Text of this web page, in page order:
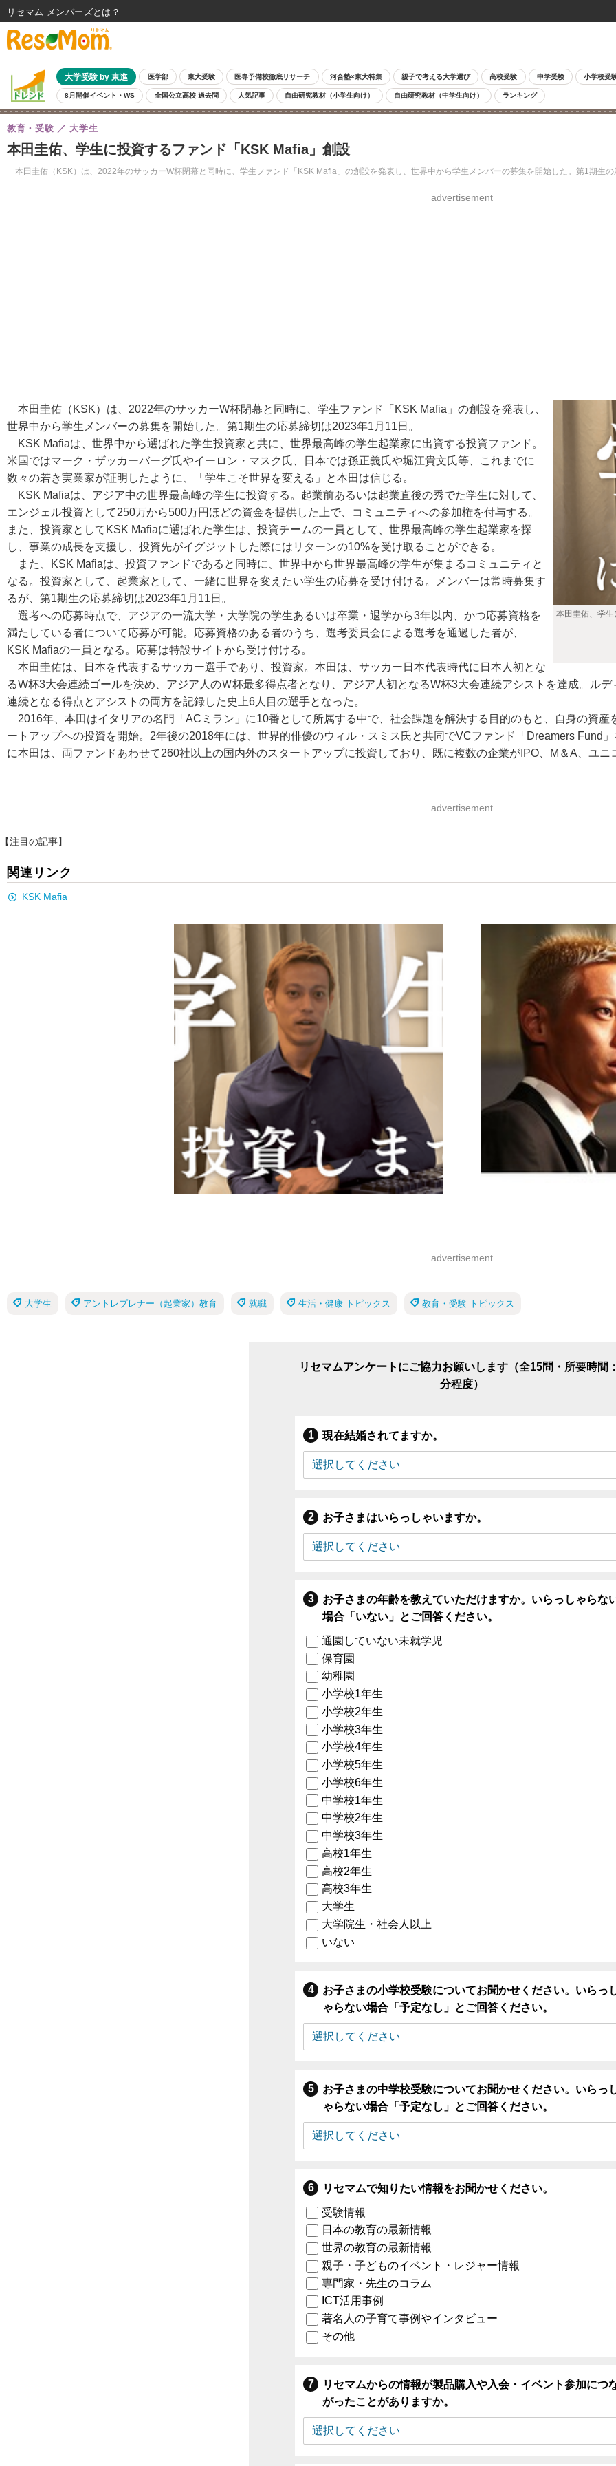
大学受験 by 東進 医学部 東大受験 医専予備校徹底リサーチ 河合塾×東大特集 親子で考える大学選び 高校受験 中学受験 小学校受
8月開催イベント・WS 全国公立高校 過去問 人気記事 自由研究教材（小学生向け） 自由研究教材（中学生向け） ランキング
本田圭佑、学生に投資するファンド「KSK Mafia」創設
本田圭佑（KSK）は、2022年のサッカーW杯閉幕と同時に、学生ファンド「KSK Mafia」の創設を発表し、世界中から学生メンバーの募集を開始した。第1期生
教育・受験 大学生
advertisement
本田圭佑、学
本田圭佑（KSK）は、2022年のサッカーW杯閉幕と同時に、学生ファンド「KSK Mafia」の創設を発表し、
世界中から学生メンバーの募集を開始した。 第1期生の応募締切は2023年1月11日。
KSK Mafiaは、世界中から選ばれた学生投資家と共に、世界最高峰の学生起業家に出資する投資ファンド。
米国ではマーク・ザッカーバーグ氏やイーロン・マスク氏、日本では孫正義氏や堀江貴文氏等、これまでに
数々の若き実業家が証明したように、「学生こそ世界を変える」と本田は信じる。
KSK Mafiaは、アジア中の世界最高峰の学生に投資する。起業前あるいは起業直後の秀でた学生に対して、
エンジェル投資として250万から500万円ほどの資金を提供した上で、コミュニティへの参加権を付与する。
また、投資家としてKSK Mafiaに選ばれた学生は、投資チームの一員として、世界最高峰の学生起業家を探
し、事業の成長を支援し、投資先がイグジットした際にはリターンの10%を受け取ることができる。
また、KSK Mafiaは、投資ファンドであると同時に、世界中から世界最高峰の学生が集まるコミュニティと
なる。投資家として、起業家として、一緒に世界を変えたい学生の応募を受け付ける。メンバーは常時募集す
るが、第1期生の応募締切は2023年1月11日。
選考への応募時点で、アジアの一流大学・大学院の学生あるいは卒業・退学から3年以内、かつ応募資格を
満たしている者について応募が可能。応募資格のある者のうち、選考委員会による選考を通過した者が、
KSK Mafiaの一員となる。応募は特設サイトから受け付ける。
本田圭佑は、日本を代表するサッカー選手であり、投資家。本田は、サッカー日本代表時代に日本人初とな
るW杯3大会連続ゴールを決め、アジア人のＷ杯最多得点者となり、アジア人初となるW杯3大会連続アシストを達成。ル
連続となる得点とアシストの両方を記録した史上6人目の選手となった。
2016年、本田はイタリアの名門「ACミラン」に10番として所属する中で、社会課題を解決する目的のもと、自身の資
ートアップへの投資を開始。2年後の2018年には、世界的俳優のウィル・スミス氏と共同でVCファンド「Dreamers Fund
に本田は、両ファンドあわせて260社以上の国内外のスタートアップに投資しており、既に複数の企業がIPO、M＆A、ユニ
advertisement
【注目の記事】
関連リンク
KSK Mafia
advertisement
大学生 アントレプレナー（起業家）教育 就職 生活・健康 トピックス 教育・受験 トピックス
リセマムアンケートにご協力お願いします（全15問・所要時間
分程度）
現在結婚されてますか。
お子さまはいらっしゃいますか。
お子さまの年齢を教えていただけますか。いらっしゃらな
場合「いない」とご回答ください。
通園していない未就学児
保育園
幼稚園
小学校1年生
小学校2年生
小学校3年生
小学校4年生
小学校5年生
小学校6年生
中学校1年生
中学校2年生
中学校3年生
高校1年生
高校2年生
高校3年生
大学生
大学院生・社会人以上
いない
お子さまの小学校受験についてお聞かせください。いらっ
ゃらない場合「予定なし」とご回答ください。
お子さまの中学校受験についてお聞かせください。いらっ
ゃらない場合「予定なし」とご回答ください。
リセマムで知りたい情報をお聞かせください。
受験情報
日本の教育の最新情報
世界の教育の最新情報
親子・子どものイベント・レジャー情報
専門家・先生のコラム
ICT活用事例
著名人の子育て事例やインタビュー
その他
リセマムからの情報が製品購入や入会・イベント参加につ
がったことがありますか。
リセマム メンバーズ